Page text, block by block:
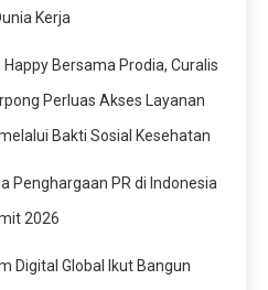
Kerja
Bersama Prodia, Curalis
Perluas Akses Layanan
Bakti Sosial Kesehatan
Penghargaan PR di Indonesia
2026
Digital Global Ikut Bangun